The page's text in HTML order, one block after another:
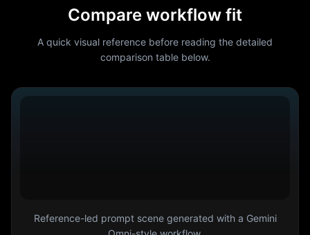
Compare workflow fit
A quick visual reference before reading the detailed
comparison table below.
Reference-led prompt scene generated with a Gemini